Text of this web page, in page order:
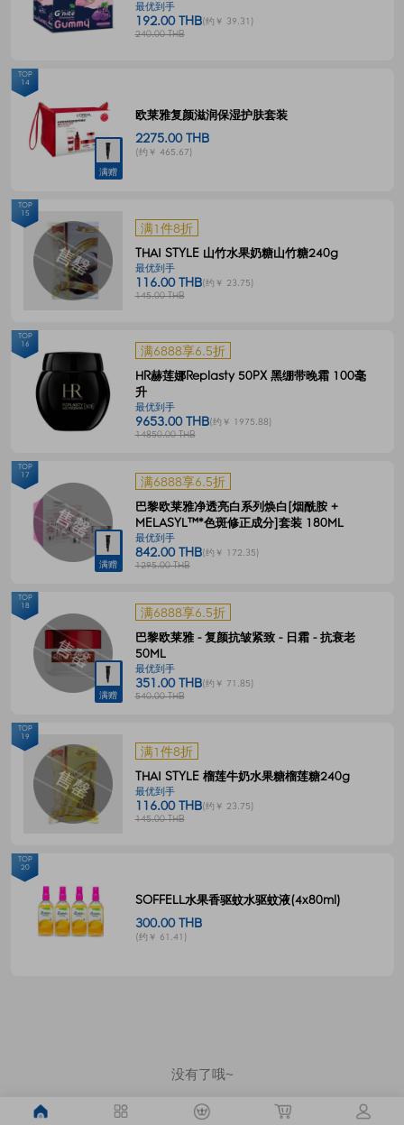
最优到手
192.00 THB(约￥ 39.31)
240.00 THB
满赠
欧莱雅复颜滋润保湿护肤套装
2275.00 THB
(约￥ 465.67)
TOP
14
满1件8折
THAI STYLE 山竹水果奶糖山竹糖240g
最优到手
116.00 THB(约￥ 23.75)
145.00 THB
TOP
15
满6888享6.5折
HR赫莲娜Replasty 50PX 黑绷带晚霜 100毫
升
最优到手
9653.00 THB(约￥ 1975.88)
14850.00 THB
TOP
16
满赠
满6888享6.5折
巴黎欧莱雅净透亮白系列焕白[烟酰胺 +
MELASYL™*色斑修正成分]套装 180ML
最优到手
842.00 THB(约￥ 172.35)
1295.00 THB
TOP
17
满赠
满6888享6.5折
巴黎欧莱雅 - 复颜抗皱紧致 - 日霜 - 抗衰老
50ML
最优到手
351.00 THB(约￥ 71.85)
540.00 THB
TOP
18
满1件8折
THAI STYLE 榴莲牛奶水果糖榴莲糖240g
最优到手
116.00 THB(约￥ 23.75)
145.00 THB
TOP
19
SOFFELL水果香驱蚊水驱蚊液(4x80ml)
300.00 THB
(约￥ 61.41)
TOP
20
没有了哦~